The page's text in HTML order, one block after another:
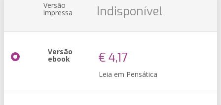
Versão
impressa Indisponível
Versão
ebook € 4,17
Leia em Pensática